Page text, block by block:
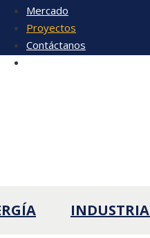
Mercado
Proyectos
Contáctanos